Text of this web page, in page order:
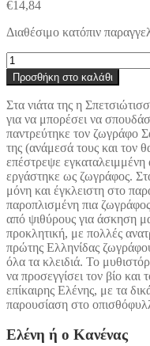
€14,84
Διαθέσιμο κατόπιν
Ελένη
ή
ο
Κανένας
ποσότητα
Προσθήκη στο καλάθι
Στα νιάτα της η
για να μπορέσει να
παντρεύτηκε τον ζωγράφο
της (ανάμεσά τους και τον
επέστρεψε
εργάστηκε ως ζωγράφος.
μόνη και έγκλειστη στο
παροπλισμένη πια
από ψιθύρους για άσκηση
προκλητική, με πολλές
πρώτης Ελληνίδας
όλα τα κλειδιά. Το
να προσεγγίσει τον βίο και
επίκαιρης Ελένης, με τα
παρουσίαση στο
Ελένη ή ο Κανένας